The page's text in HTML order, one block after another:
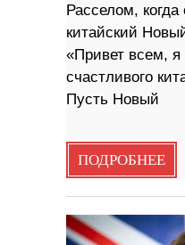
Расселом,
китайский
«Привет всем,
счастливого
Пусть Новый
ПОДРОБНЕЕ